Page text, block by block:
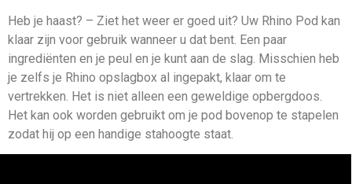
Heb je haast? – Ziet het weer er goed uit? Uw Rhino Pod kan
klaar zijn voor gebruik wanneer u dat bent. Een paar
ingrediënten en je peul en je kunt aan de slag. Misschien heb
je zelfs je Rhino opslagbox al ingepakt, klaar om te
vertrekken. Het is niet alleen een geweldige opbergdoos.
Het kan ook worden gebruikt om je pod bovenop te stapelen
zodat hij op een handige stahoogte staat.